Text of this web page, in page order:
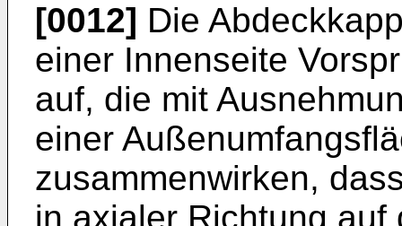
[0012] Die
einer Innenseite
auf, die mit
einer
zusammenwirken,
in axialer Richtung auf